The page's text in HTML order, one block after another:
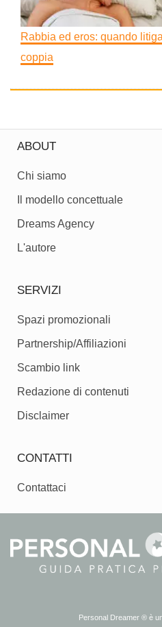
Rabbia ed eros: quando
coppia
ABOUT
Chi siamo
Il modello concettuale
Dreams Agency
L'autore
SERVIZI
Spazi promozionali
Partnership/Affiliazioni
Scambio link
Redazione di contenuti
Disclaimer
CONTATTI
Contattaci
Personal Dreamer ® è